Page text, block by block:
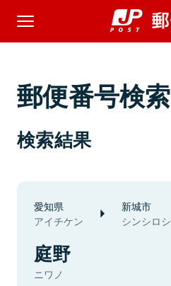
郵便番号検索
検索結果
愛知県
アイチケン
新城市
シンシロシ
庭野
ニワノ